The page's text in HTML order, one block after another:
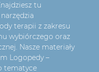
tu
terapii z zakresu
wybiórczego oraz
Nasze materiały
Logopedy –
tematyce